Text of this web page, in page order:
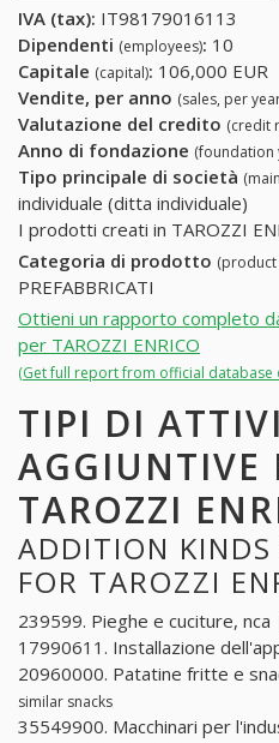
IVA (tax): IT98179016113
Dipendenti (employees): 10
Capitale (capital): 106,000 EUR
Vendite, per anno (sales, per
Valutazione del credito (credit
Anno di fondazione (foundation
Tipo principale di società
individuale (ditta individuale)
I prodotti creati in TAROZZI
Categoria di prodotto
PREFABBRICATI
Ottieni un rapporto completo
per TAROZZI ENRICO
(Get full report from official database
TIPI DI
AGGIUNTIVE
TAROZZI
ADDITION
FOR TAROZZI
239599. Pieghe e cuciture, nca
17990611. Installazione
20960000. Patatine fritte e
similar snacks
35549900. Macchinari per